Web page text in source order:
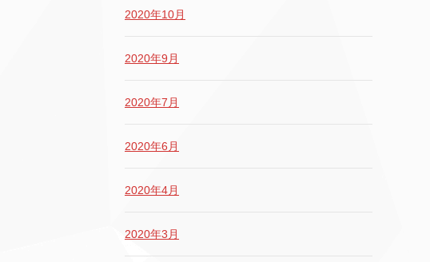
2020年10月
2020年9月
2020年7月
2020年6月
2020年4月
2020年3月